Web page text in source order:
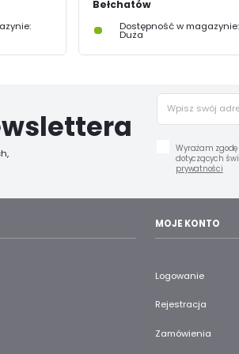
Bełchatów
Dostępność w magazynie:
Duża
Wyrażam
dotyczących
prywatności
MOJE KONTO
Logowanie
Rejestracja
Zamówienia